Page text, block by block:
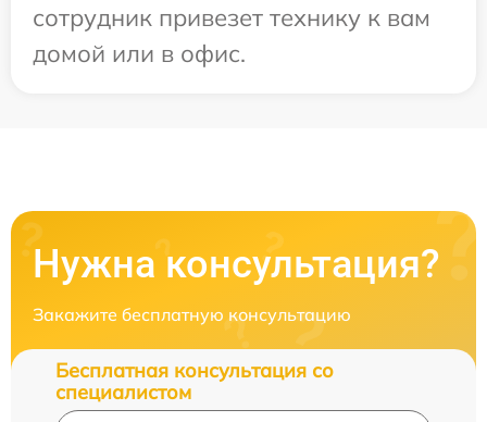
сотрудник привезет технику к вам
домой или в офис.
Нужна консультация?
Закажите бесплатную консультацию
Бесплатная консультация со
специалистом